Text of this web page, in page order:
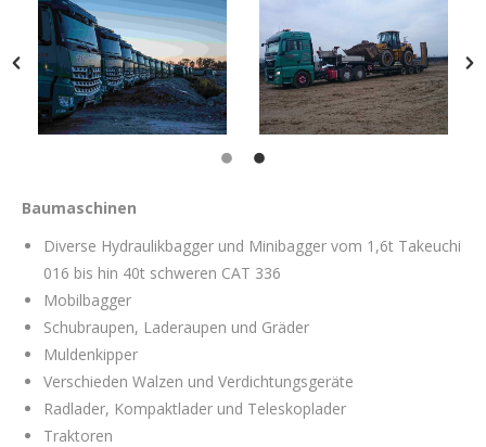
Baumaschinen
Diverse Hydraulikbagger und Minibagger vom 1,6t Takeuchi
016 bis hin 40t schweren CAT 336
Mobilbagger
Schubraupen, Laderaupen und Gräder
Muldenkipper
Verschieden Walzen und Verdichtungsgeräte
Radlader, Kompaktlader und Teleskoplader
Traktoren